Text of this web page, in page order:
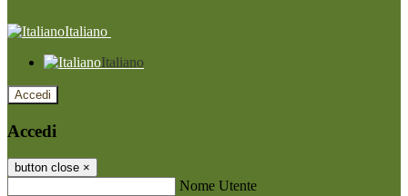
Italiano
Italiano
Accedi
Accedi
button close ×
Nome Utente